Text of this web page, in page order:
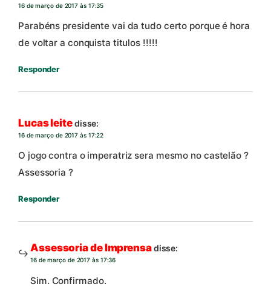
16 de março de 2017 às 17:35
Parabéns presidente vai da tudo certo porque é hora
de voltar a conquista titulos !!!!!
Responder
Lucas leitedisse:
16 de março de 2017 às 17:22
O jogo contra o imperatriz sera mesmo no castelão ?
Assessoria ?
Responder
Assessoria de Imprensadisse:
16 de março de 2017 às 17:36
Sim. Confirmado.